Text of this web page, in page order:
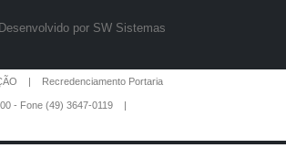
Desenvolvido por SW Sistemas
| Recredenciamento Portaria
- Fone (49) 3647-0119 |